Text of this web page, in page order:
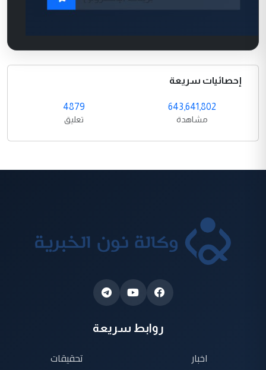
إحصائيات سريعة
643,641,802
مشاهدة
4879
تعليق
روابط سريعة
اخبار
تحقيقات